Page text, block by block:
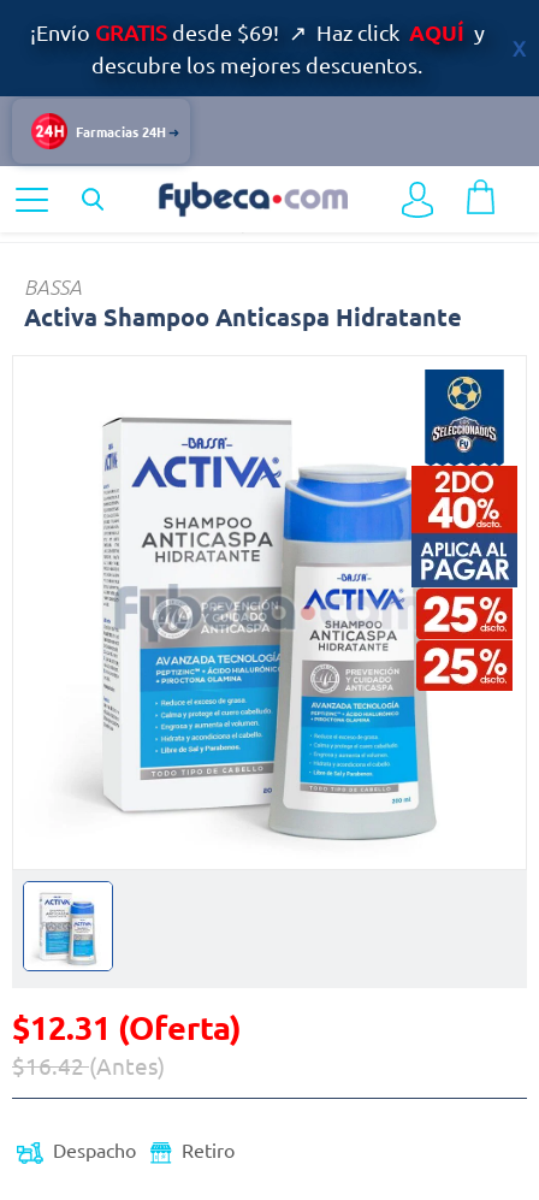
¡Envío GRATISdesde $69! ↗ Haz click AQUÍ y
descubre los mejores descuentos.
Farmacias 24H
Cuidado Personal
BASSA
Activa Shampoo Anticaspa Hidratante
$12.31 (Oferta)
Precio reducido de
$16.42(Antes)
Despacho Retiro